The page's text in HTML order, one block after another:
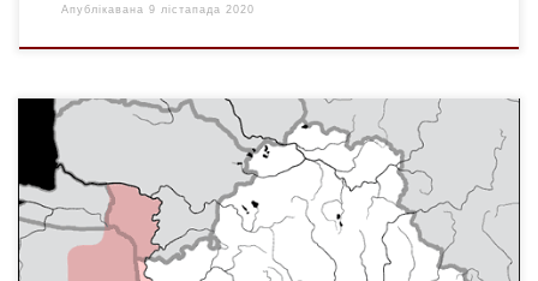
Апублікавана 9 лістапада 2020
VIII ст. да н.э – XIII ст. Вядомы таксама як судовы, судзіны,
дайнова. Група заходнебалцкіх пллямёнаў, якія ў 1-м – пач.
2-га тысячагоддзя жылі паміж Нёманам на ўсходзе і р.
Нараў, Вялікімі Махурскімі азёрамі (Польшча) на захадзе.